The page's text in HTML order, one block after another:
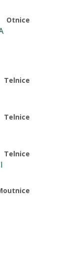
Otnice
Telnice
Telnice
Telnice